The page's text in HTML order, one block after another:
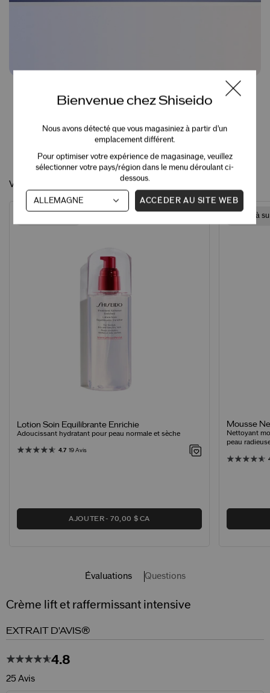
Découvrer les recharges
EXPLORER LES RECHARGES
Vous Pourriez Également Aimer
Lotion Soin Equilibrante Enrichie
Adoucissant hydratant pour peau normale et sèche
4.7 19 Avis
AJOUTER 70,00 $ CA
Article à
Mousse
Nettoyant
peau
Évaluations Questions
Crème lift et raffermissant intensive
EXTRAIT D'AVIS®
4.8
25 Avis
Bienvenue chez Shiseido
Nous avons détecté que vous magasiniez à partir d'un
emplacement différent.
Pour optimiser votre expérience de magasinage, veuillez
sélectionner votre pays/région dans le menu déroulant ci-
dessous.
ACCÉDER AU SITE WEB